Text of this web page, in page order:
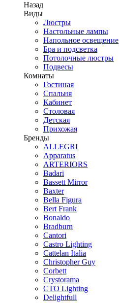
Назад
Виды
Люстры
Настольные лампы
Напольное освещение
Бра и подсветка
Потолочные люстры
Подвесы
Комнаты
Гостиная
Спальня
Кабинет
Столовая
Детская
Прихожая
Бренды
ALLEGRI
Apparatus
ARTERIORS
Badari
Bassett Mirror
Baxter
Bella Figura
Bert Frank
Bonaldo
Bradburn
Cantori
Castro Lighting
Cattelan Italia
Christopher Guy
Corbett
Crystorama
CTO Lighting
Delightfull